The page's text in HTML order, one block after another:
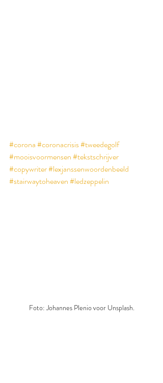
#corona#coronacrisis#tweedegolf
#mooisvoormensen#tekstschrijver
#copywriter#lexjanssenwoordenbeeld
#stairwaytoheaven#ledzeppelin
Foto: Johannes Plenio voor Unsplash.